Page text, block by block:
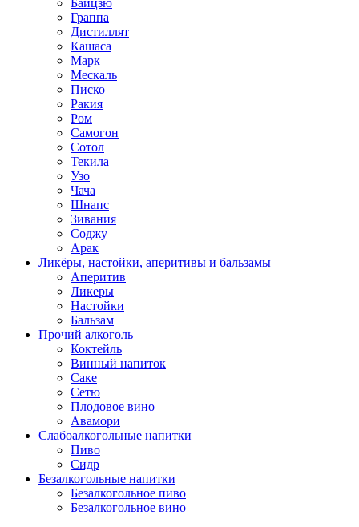
Байцзю
Граппа
Дистиллят
Кашаса
Марк
Мескаль
Писко
Ракия
Ром
Самогон
Сотол
Текила
Узо
Чача
Шнапс
Зивания
Соджу
Арак
Ликёры, настойки, аперитивы и бальзамы
Аперитив
Ликеры
Настойки
Бальзам
Прочий алкоголь
Коктейль
Винный напиток
Саке
Сетю
Плодовое вино
Авамори
Слабоалкогольные напитки
Пиво
Сидр
Безалкогольные напитки
Безалкогольное пиво
Безалкогольное вино